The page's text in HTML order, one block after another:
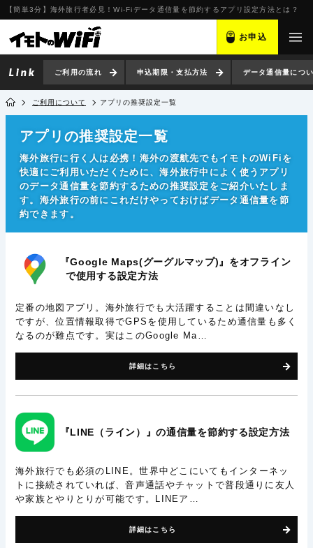
【簡単3分】海外旅行者必見！Wi-Fiデータ通信量を節約するアプリ設定方法とは？
お申込
ご利用の流れ 申込期限・支払方法 データ通信量につ
ご利用について アプリの推奨設定一覧
アプリの推奨設定一覧
海外旅行に行く人は必携！海外の渡航先でもイモトのWiFiを
快適にご利用いただくために、海外旅行中によく使うアプリ
のデータ通信量を節約するための推奨設定をご紹介いたしま
す。海外旅行の前にこれだけやっておけばデータ通信量を節
約できます。
『Google Maps(グーグルマップ)』をオフライン
で使用する設定方法
定番の地図アプリ。海外旅行でも大活躍することは間違いなし
ですが、位置情報取得でGPSを使用しているため通信量も多く
なるのが難点です。実はこのGoogle Ma…
詳細はこちら
『LINE（ライン）』の通信量を節約する設定方法
海外旅行でも必須のLINE。世界中どこにいてもインターネッ
トに接続されていれば、音声通話やチャットで普段通りに友人
や家族とやりとりが可能です。LINEア…
詳細はこちら